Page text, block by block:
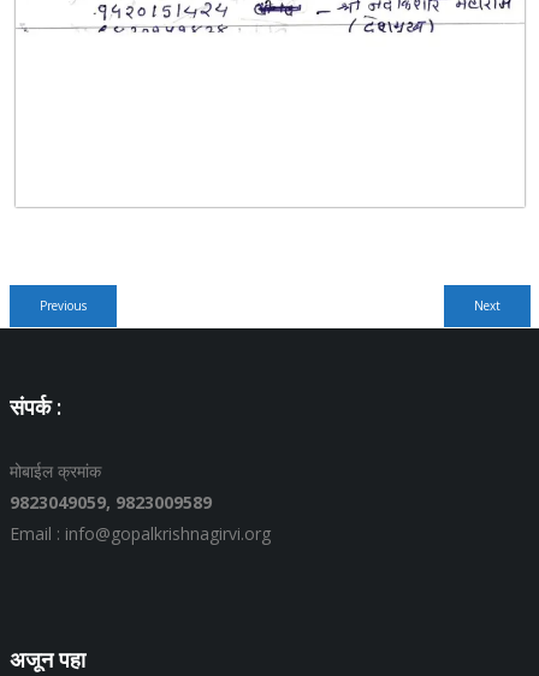
पोस्टचे
नॅव्हिगेशन
PreviousPrevious
NextNext
संपर्क :
मोबाईल क्रमांक
9823049059, 9823009589
Email : info@gopalkrishnagirvi.org
अजून पहा